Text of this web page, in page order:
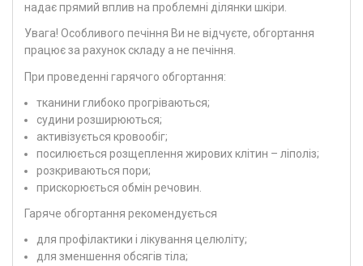
надає прямий вплив на проблемні ділянки шкіри.
Увага! Особливого печіння Ви не відчуєте, обгортання
працює за рахунок складу а не печіння.
При проведенні гарячого обгортання:
тканини глибоко прогріваються;
судини розширюються;
активізується кровообіг;
посилюється розщеплення жирових клітин – ліполіз;
розкриваються пори;
прискорюється обмін речовин.
Гаряче обгортання рекомендується
для профілактики і лікування целюліту;
для зменшення обсягів тіла;